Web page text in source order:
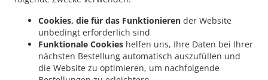
Cookies, die für das Funktionieren der Website
unbedingt erforderlich sind
Funktionale Cookies helfen uns, Ihre Daten bei Ihrer
nächsten Bestellung automatisch auszufüllen und
die Website zu optimieren, um nachfolgende
Ihlow Ostersander . Pizza Lieferservice Ihlow Weene . Pizza Lieferservice Ihlow
Ihlowerfehn
. Pizza Lieferservice Ihlow Bangstede
. Pizza Lieferservice Ihlow Westersander .
Pizza Lieferservice Ihlow
Westerende Holzloog
. Pizza Lieferservice Ihlow . Pizza Lieferservice Großheide